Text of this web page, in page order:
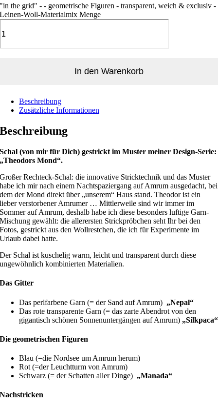
"in the grid" - - geometrische Figuren - transparent, weich & exclusiv -
Leinen-Woll-Materialmix Menge
In den Warenkorb
Beschreibung
Zusätzliche Informationen
Beschreibung
Schal (von mir für Dich) gestrickt im Muster meiner Design-Serie:
„Theodors Mond“.
Großer Rechteck-Schal: die innovative Stricktechnik und das Muster
habe ich mir nach einem Nachtspaziergang auf Amrum ausgedacht, bei
dem der Mond direkt über „unserem“ Haus stand. Theodor ist ein
lieber verstorbener Amrumer … Mittlerweile sind wir immer im
Sommer auf Amrum, deshalb habe ich diese besonders luftige Garn-
Mischung gewählt: die allerersten Strickpröbchen seht Ihr bei den
Fotos, gestrickt aus den Wollrestchen, die ich für Experimente im
Urlaub dabei hatte.
Der Schal ist kuschelig warm, leicht und transparent durch diese
ungewöhnlich kombinierten Materialien.
Das Gitter
Das perlfarbene Garn (= der Sand auf Amrum) „Nepal“
Das rote transparente Garn (= das zarte Abendrot von den
gigantisch schönen Sonnenuntergängen auf Amrum) „Silkpaca“
Die geometrischen Figuren
Blau (=die Nordsee um Amrum herum)
Rot (=der Leuchtturm von Amrum)
Schwarz (= der Schatten aller Dinge) „Manada“
Nachstricken